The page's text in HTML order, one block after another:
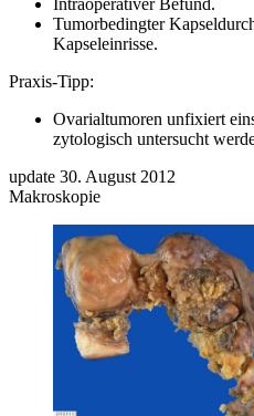
Tumorbedingter
Kapseleinrisse.
Praxis-Tipp:
Ovarialtumoren unfixiert
zytologisch untersucht
update 30. August 2012
Makroskopie